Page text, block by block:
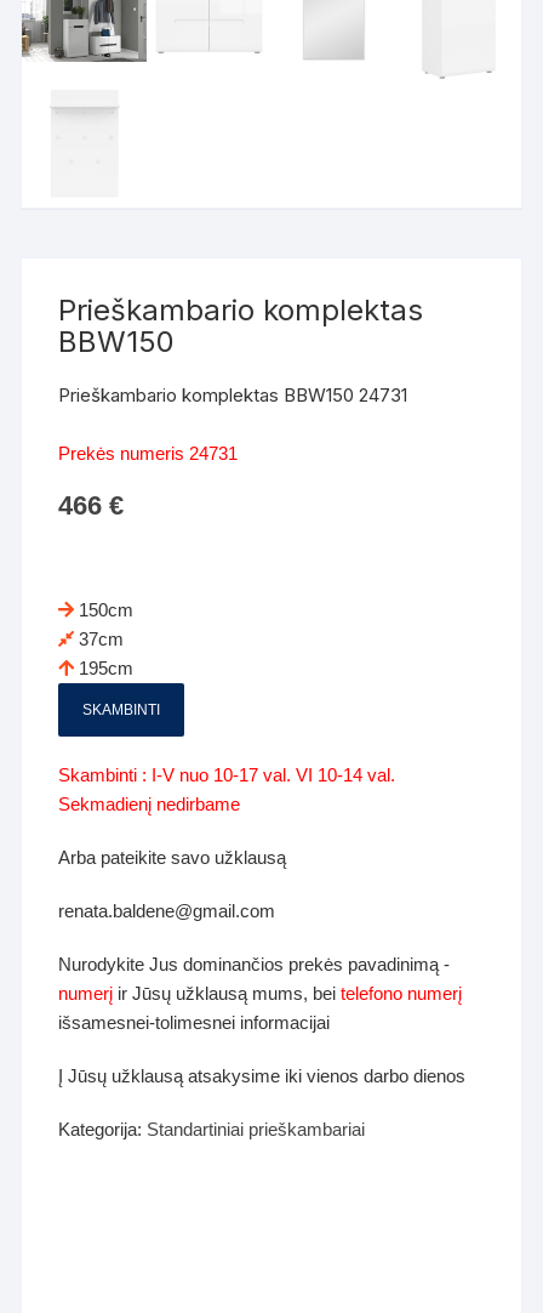
Prieškambario komplektas
BBW150
Prieškambario komplektas BBW150 24731
Prekės numeris 24731
466€
150cm
37cm
195cm
SKAMBINTI
Skambinti : I-V nuo 10-17 val. VI 10-14 val.
Sekmadienį nedirbame
Arba pateikite savo užklausą
renata.baldene@gmail.com
Nurodykite Jus dominančios prekės pavadinimą -
numerį ir Jūsų užklausą mums, beitelefono numerį
išsamesnei-tolimesnei informacijai
Į Jūsų užklausą atsakysime iki vienos darbo dienos
Kategorija: Standartiniai prieškambariai